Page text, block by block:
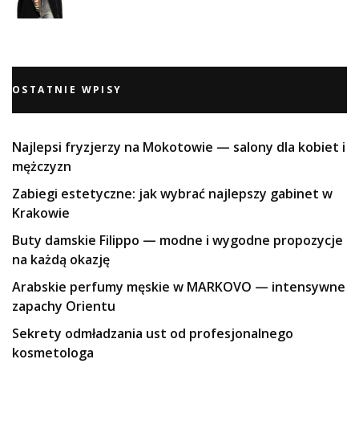
OSTATNIE WPISY
Najlepsi fryzjerzy na Mokotowie — salony dla kobiet i
mężczyzn
Zabiegi estetyczne: jak wybrać najlepszy gabinet w
Krakowie
Buty damskie Filippo — modne i wygodne propozycje
na każdą okazję
Arabskie perfumy męskie w MARKOVO — intensywne
zapachy Orientu
Sekrety odmładzania ust od profesjonalnego
kosmetologa